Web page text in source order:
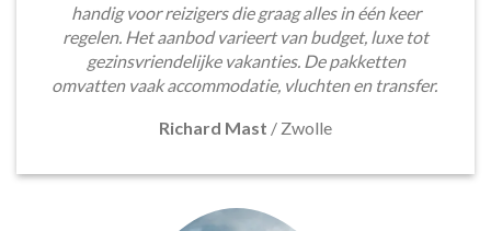
handig voor reizigers die graag alles in één keer
regelen. Het aanbod varieert van budget, luxe tot
gezinsvriendelijke vakanties. De pakketten
omvatten vaak accommodatie, vluchten en transfer.
Richard Mast / Zwolle